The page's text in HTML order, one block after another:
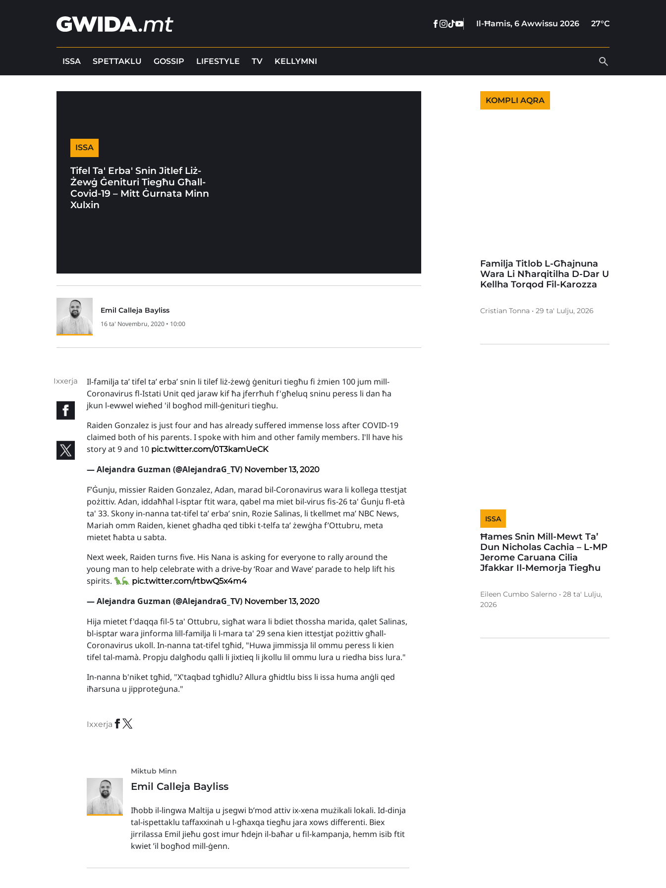
Facebook
Instagram
Tiktok
YoutubeIl-Ħamis, 6 Awwissu 2026 27°C
ISSA SPETTAKLU GOSSIP LIFESTYLE TV KELLYMNI
ISSA
Tifel Ta' Erba' Snin Jitlef Liż-
Żewġ Ġenituri Tiegħu Għall-
Covid-19 – Mitt Ġurnata Minn
Xulxin
Emil Calleja Bayliss
16 ta' Novembru, 2020 • 10:00
Ixxerja
Il-familja ta’ tifel ta’ erba’ snin li tilef liż-żewġ ġenituri tiegħu fi żmien 100 jum mill-
Coronavirus fl-Istati Unit qed jaraw kif ħa jferrħuh f'għeluq sninu peress li dan ħa
jkun l-ewwel wieħed 'il bogħod mill-ġenituri tiegħu.
Raiden Gonzalez is just four and has already suffered immense loss after COVID-19
claimed both of his parents. I spoke with him and other family members. I'll have his
story at 9 and 10 pic.twitter.com/0T3kamUeCK
— Alejandra Guzman (@AlejandraG_TV) November 13, 2020
F’Ġunju, missier Raiden Gonzalez, Adan, marad bil-Coronavirus wara li kollega ttestjat
pożittiv. Adan, iddaħħal l-isptar ftit wara, qabel ma miet bil-virus fis-26 ta' Ġunju fl-età
ta' 33. Skony in-nanna tat-tifel ta’ erba’ snin, Rozie Salinas, li tkellmet ma’ NBC News,
Mariah omm Raiden, kienet għadha qed tibki t-telfa ta’ żewġha f’Ottubru, meta
mietet ħabta u sabta.
Next week, Raiden turns five. His Nana is asking for everyone to rally around the
young man to help celebrate with a drive-by ‘Roar and Wave’ parade to help lift his
spirits.
pic.twitter.com/rtbwQ5x4m4
— Alejandra Guzman (@AlejandraG_TV) November 13, 2020
Hija mietet f'daqqa fil-5 ta' Ottubru, sigħat wara li bdiet tħossha marida, qalet Salinas,
bl-isptar wara jinforma lill-familja li l-mara ta' 29 sena kien ittestjat pożittiv għall-
Coronavirus ukoll. In-nanna tat-tifel tgħid, "Huwa jimmissja lil ommu peress li kien
tifel tal-mamà. Propju dalgħodu qalli li jixtieq li jkollu lil ommu lura u riedha biss lura."
In-nanna b'niket tgħid, "X'taqbad tgħidlu? Allura għidtlu biss li issa huma anġli qed
iħarsuna u jipproteġuna."
Ixxerja
Miktub Minn
Emil Calleja Bayliss
Iħobb il-lingwa Maltija u jsegwi b’mod attiv ix-xena mużikali lokali. Id-dinja
tal-ispettaklu taffaxxinah u l-għaxqa tiegħu jara xows differenti. Biex
jirrilassa Emil jieħu gost imur ħdejn il-baħar u fil-kampanja, hemm isib ftit
kwiet ’il bogħod mill-ġenn.
KOMPLI AQRA
Familja Titlob L-Għajnuna
Wara Li Nħarqitilha D-Dar U
Kellha Torqod Fil-Karozza
Cristian Tonna • 29 ta' Lulju, 2026
ISSA
Ħames Snin Mill-Mewt Ta’
Dun Nicholas Cachia – L-MP
Jerome Caruana Cilia
Jfakkar Il-Memorja Tiegħu
Eileen Cumbo Salerno • 28 ta' Lulju,
2026